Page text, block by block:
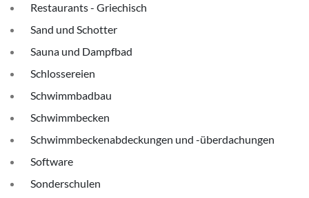
Restaurants - Griechisch
Sand und Schotter
Sauna und Dampfbad
Schlossereien
Schwimmbadbau
Schwimmbecken
Schwimmbeckenabdeckungen und -überdachungen
Software
Sonderschulen